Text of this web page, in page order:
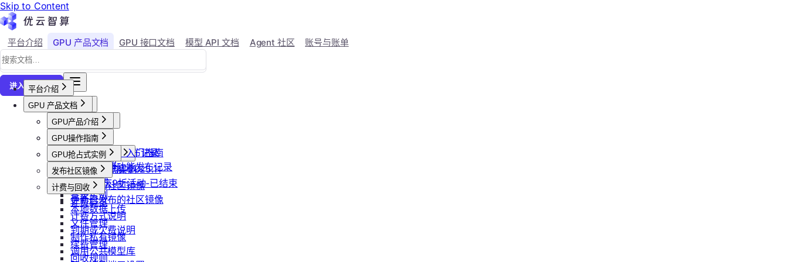
Skip to Content
平台介绍 GPU 产品文档 GPU 接口文档 模型 API 文档 Agent 社区 账号与账单
进入控制台↗
平台介绍
平台概述
平台介绍
加入社群
用户等级与推荐
会员等级
用户推荐
产品更新公告
GPU-新功能发布记录
模型API-新功能发布记录
活动及价格更新公告
双11夜间折扣-2025.11
2025国庆9折活动-已结束
GPU 产品文档
GPU产品介绍
功能概览
已上线卡型
可用区介绍
GPU操作指南
【新人必看】入门指南
镜像选择
创建实例
登录实例
本地数据上传
文件管理
制作私有镜像
调用公共模型库
GPU抢占式实例
GPU抢占式实例
发布社区镜像
如何发布社区镜像
更新已发布的社区镜像
计费与回收
计费概览
计费方式说明
到期或欠费说明
续费管理
回收规则